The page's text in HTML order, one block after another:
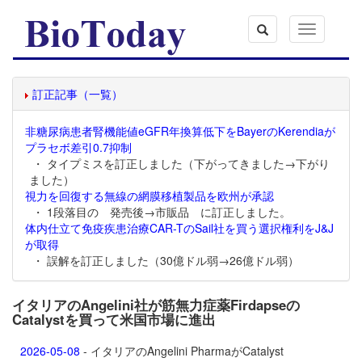
Toggle
navigation
訂正記事（一覧）
非糖尿病患者腎機能値eGFR年換算低下をBayerのKerendiaが
プラセボ差引0.7抑制
・ タイプミスを訂正しました（下がってきました→下がり
ました）
視力を回復する無線の網膜移植製品を欧州が承認
・ 1段落目の 発売後→市販品 に訂正しました。
体内仕立て免疫疾患治療CAR-TのSail社を買う選択権利をJ&J
が取得
・ 誤解を訂正しました（30億ドル弱→26億ドル弱）
イタリアのAngelini社が筋無力症薬Firdapseの
Catalystを買って米国市場に進出
2026-05-08 - イタリアのAngelini PharmaがCatalyst